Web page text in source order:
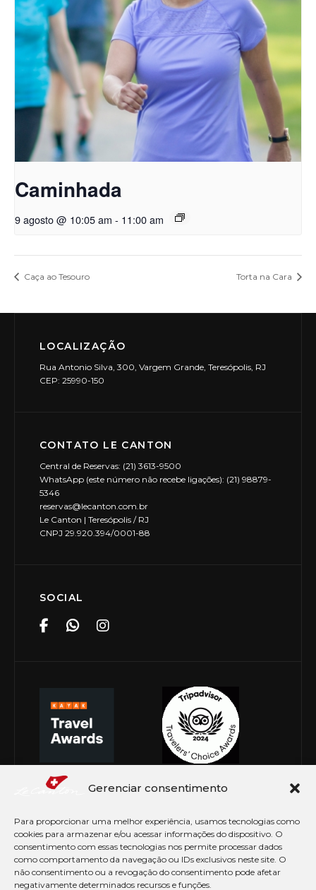
Gerenciar consentimento
Para proporcionar uma melhor experiência, usamos tecnologias como
cookies para armazenar e/ou acessar informações do dispositivo. O
consentimento com essas tecnologias nos permite processar dados
como comportamento da navegação ou IDs exclusivos neste site. O
não consentimento ou a revogação do consentimento pode afetar
negativamente determinados recursos e funções.
Caminhada
9 agosto @ 10:05 am - 11:00 am
Caça ao Tesouro Torta na Cara
LOCALIZAÇÃO
Rua Antonio Silva, 300, Vargem Grande, Teresópolis, RJ
CEP: 25990-150
CONTATO LE CANTON
Central de Reservas: (21) 3613-9500
WhatsApp (este número não recebe ligações): (21) 98879-
5346
reservas@lecanton.com.br
Le Canton | Teresópolis / RJ
CNPJ 29.920.394/0001-88
SOCIAL
© Copyright 2026 Le Canton. Todos os direitos